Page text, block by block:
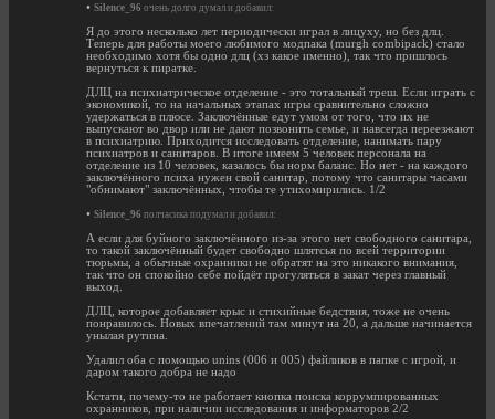
• Silence_96 очень долго думал и добавил:
Я до этого несколько лет периодически играл в лицуху, но без длц.
Теперь для работы моего любимого модпака (murgh combipack) стало
необходимо хотя бы одно длц (хз какое именно), так что пришлось
вернуться к пиратке.
ДЛЦ на психиатрическое отделение - это тотальный треш. Если играть с
экономикой, то на начальных этапах игры сравнительно сложно
удержаться в плюсе. Заключённые едут умом от того, что их не
выпускают во двор или не дают позвонить семье, и навсегда переезжают
в психиатрию. Приходится исследовать отделение, нанимать пару
психиатров и санитаров. В итоге имеем 5 человек персонала на
отделение из 10 человек, казалось бы норм баланс. Но нет - на каждого
заключённого психа нужен свой санитар, потому что санитары часами
"обнимают" заключённых, чтобы те утихомирились. 1/2
• Silence_96 полчасика подумал и добавил:
А если для буйного заключённого из-за этого нет свободного санитара,
то такой заключённый будет свободно шлятсья по всей территории
тюрьмы, а обычные охранники не обратят на это никакого внимания,
так что он спокойно себе пойдёт прогуляться в закат через главный
выход.
ДЛЦ, которое добавляет крыс и стихийные бедствия, тоже не очень
понравилось. Новых впечатлений там минут на 20, а дальше начинается
унылая рутина.
Удалил оба с помощью unins (006 и 005) файликов в папке с игрой, и
даром такого добра не надо
Кстати, почему-то не работает кнопка поиска коррумпированных
охранников, при наличии исследования и информаторов 2/2